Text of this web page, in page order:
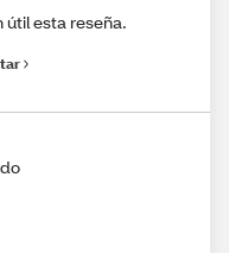
esta reseña.